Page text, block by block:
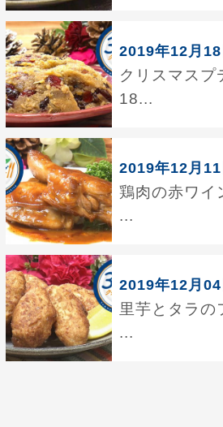
2019年12月
クリスマスプ
18...
2019年12月
鶏肉の赤ワイ
...
2019年12月
里芋とタラの
...